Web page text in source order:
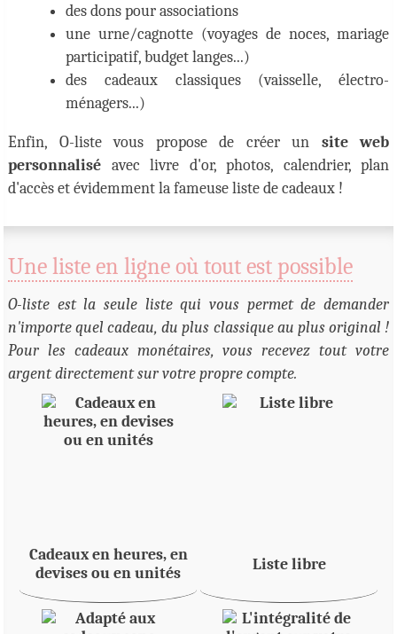
des dons pour associations
une urne/cagnotte (voyages de noces, mariage
participatif, budget langes...)
des cadeaux classiques (vaisselle, électro-
ménagers...)
Enfin, O-liste vous propose de créer un site web
personnalisé avec livre d'or, photos, calendrier, plan
d'accès et évidemment la fameuse liste de cadeaux !
Une liste en ligne où tout est possible
O-liste est la seule liste qui vous permet de demander
n'importe quel cadeau, du plus classique au plus original !
Pour les cadeaux monétaires, vous recevez tout votre
argent directement sur votre propre compte.
Cadeaux en heures, en
devises ou en unités
Liste libre